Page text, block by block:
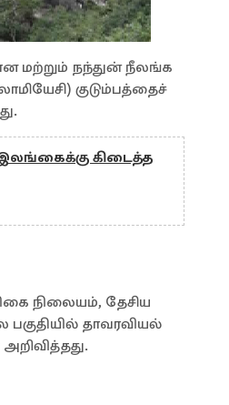
மற்றும் நந்துன் நீலங்க
குடும்பத்தைச்
இலங்கைக்கு கிடைத்த
நிலையம், தேசிய
தாவரவியல்